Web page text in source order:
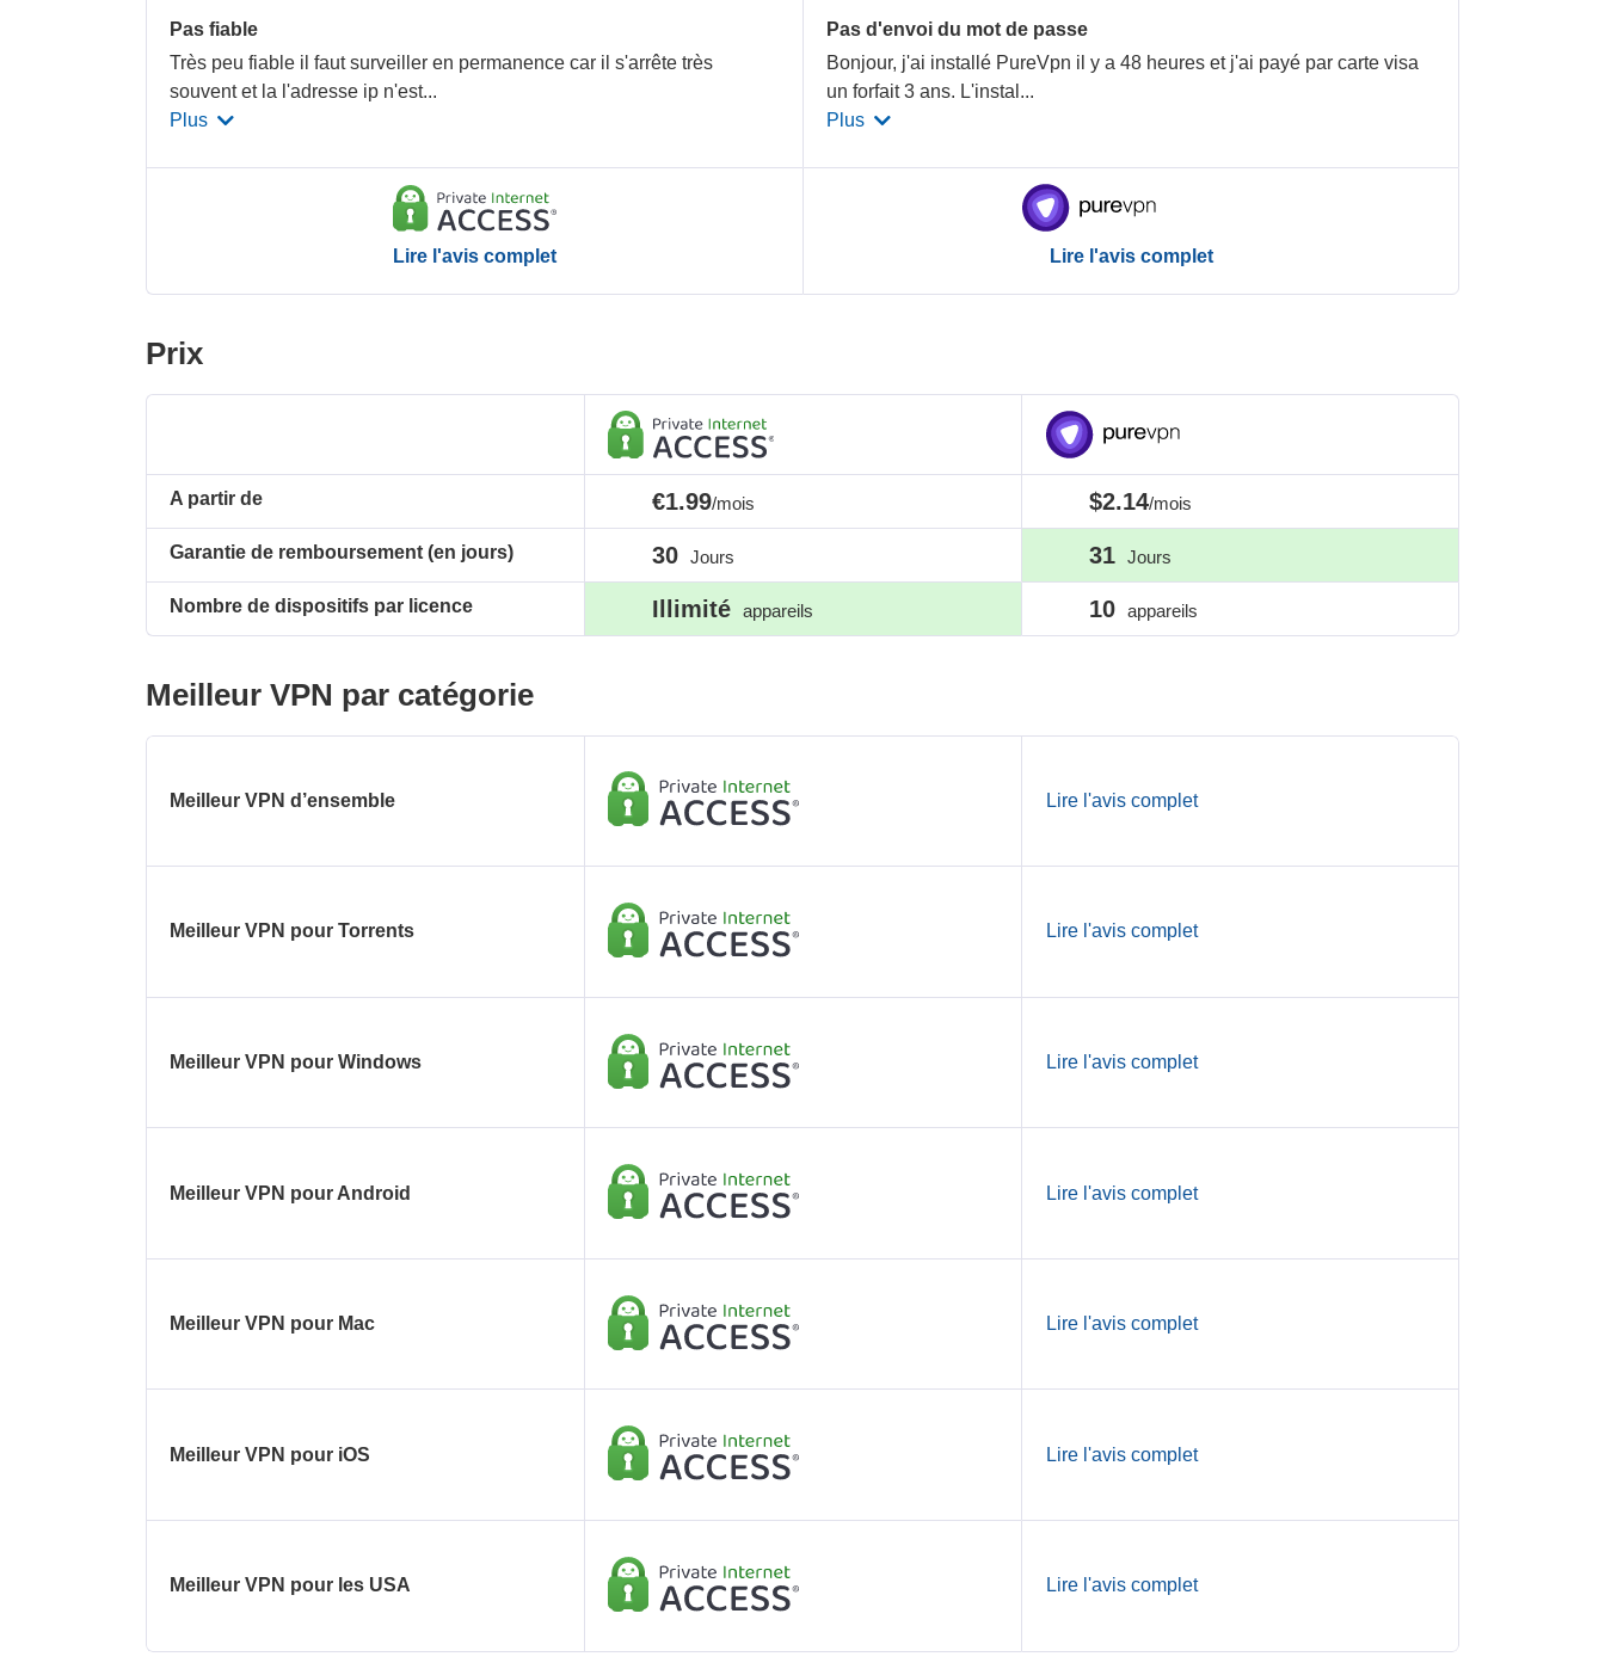
Pas fiable
Très peu fiable il faut surveiller en permanence car il s'arrête très
souvent et la l'adresse ip n'est...
Plus
Lire l'avis complet
Pas d'envoi du mot de passe
Bonjour, j'ai installé PureVpn il y a 48 heures et j'ai payé par carte visa
un forfait 3 ans. L'instal ...
Plus
Lire l'avis complet
Prix
A partir de
Garantie de remboursement (en jours)
Nombre de dispositifs par licence
€1.99/mois
30 Jours
Illimité appareils
$2.14/mois
31 Jours
10 appareils
Meilleur VPN par catégorie
Meilleur VPN d’ensemble Lire l'avis complet
Meilleur VPN pour Torrents Lire l'avis complet
Meilleur VPN pour Windows Lire l'avis complet
Meilleur VPN pour Android Lire l'avis complet
Meilleur VPN pour Mac Lire l'avis complet
Meilleur VPN pour iOS Lire l'avis complet
Meilleur VPN pour les USA Lire l'avis complet